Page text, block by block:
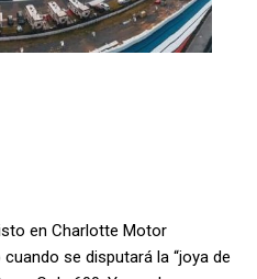
en Charlotte Motor
se disputará la “joya de